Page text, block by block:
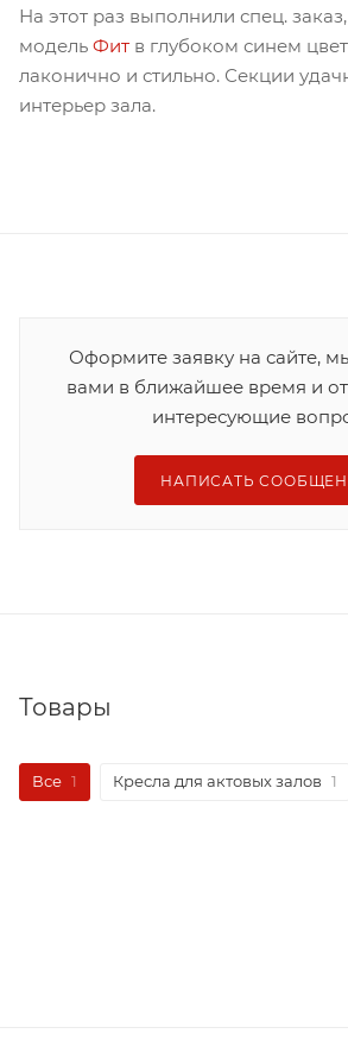
На этот раз выполнили спец.
модель Фит в глубоком синем
лаконично и стильно. Секции
интерьер зала.
Оформите заявку на сайте,
вами в ближайшее время и
интересующие
НАПИСАТЬ
Товары
Все 1 Кресла для актовых залов 1